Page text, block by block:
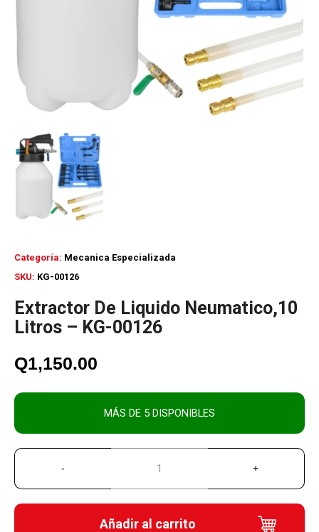
SKU: KG-00126
Categoría: Mecanica Especializada
Extractor De Liquido Neumatico,10
Litros – KG-00126
Q1,150.00
MÁS DE 5 DISPONIBLES
Añadir al carrito